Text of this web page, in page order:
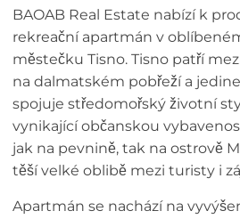
BAOAB Real Estate nabízí k
rekreační apartmán v
městečku Tisno. Tisno patří
na dalmatském pobřeží a
spojuje středomořský životní
vynikající občanskou
jak na pevnině, tak na ostrově
těší velké oblibě mezi turisty i
Apartmán se nachází na